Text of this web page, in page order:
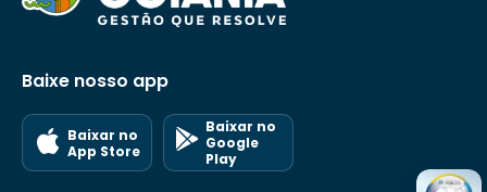
Baixe nosso app
Baixar no
App Store
Baixar no
Google
Play